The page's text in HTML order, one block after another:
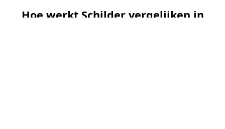
Hoe werkt Schilder vergelijken in